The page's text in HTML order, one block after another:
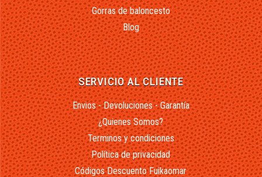
Gorras de baloncesto
Blog
SERVICIO AL CLIENTE
Envios - Devoluciones - Garantía
¿Quienes Somos?
Terminos y condiciones
Política de privacidad
Códigos Descuento Fuikaomar